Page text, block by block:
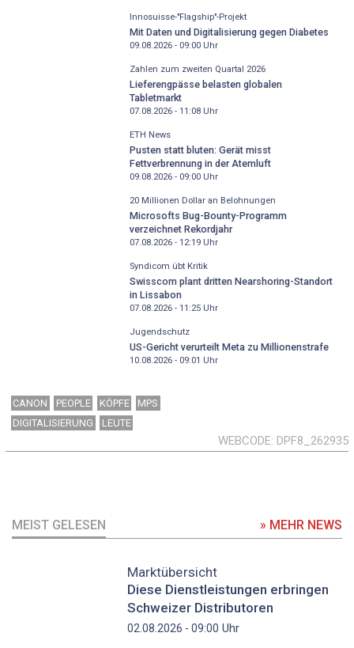
Innosuisse-"Flagship"-Projekt
Mit Daten und Digitalisierung gegen Diabetes
09.08.2026 - 09:00Uhr
Zahlen zum zweiten Quartal 2026
Lieferengpässe belasten globalen
Tabletmarkt
07.08.2026 - 11:08Uhr
ETH News
Pusten statt bluten: Gerät misst
Fettverbrennung in der Atemluft
09.08.2026 - 09:00Uhr
20 Millionen Dollar an Belohnungen
Microsofts Bug-Bounty-Programm
verzeichnet Rekordjahr
07.08.2026 - 12:19Uhr
Syndicom übt Kritik
Swisscom plant dritten Nearshoring-Standort
in Lissabon
07.08.2026 - 11:25Uhr
Jugendschutz
US-Gericht verurteilt Meta zu Millionenstrafe
10.08.2026 - 09:01 Uhr
CANON PEOPLE KÖPFE
MPS
DIGITALISIERUNG
LEUTE
WEBCODE DPF8_262935
MEIST GELESEN » MEHR NEWS
Marktübersicht
Diese Dienstleistungen erbringen
Schweizer Distributoren
02.08.2026 - 09:00 Uhr